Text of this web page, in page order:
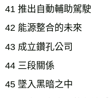
41 推出自動輔助駕駛
42 能源整合的未來
43 成立鑽孔公司
44 三段關係
45 墜入黑暗之中